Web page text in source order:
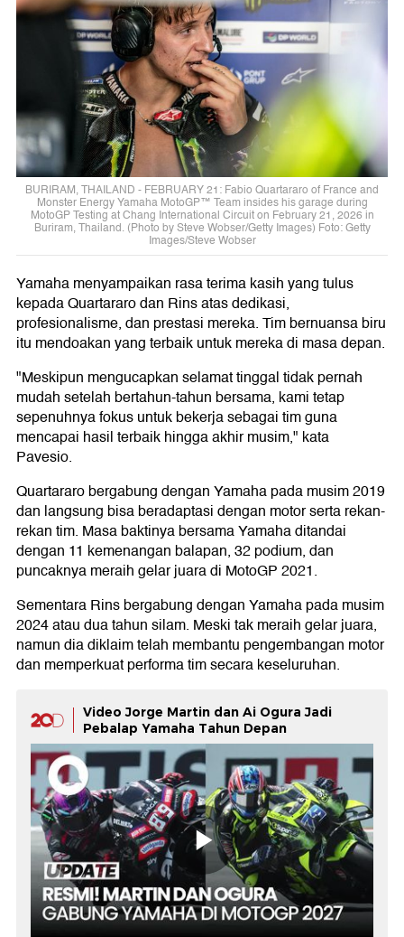
BURIRAM, THAILAND - FEBRUARY 21: Fabio Quartararo of France and
Monster Energy Yamaha MotoGP™ Team insides his garage during
MotoGP Testing at Chang International Circuit on February 21, 2026 in
Buriram, Thailand. (Photo by Steve Wobser/Getty Images) Foto: Getty
Images/Steve Wobser
Yamaha menyampaikan rasa terima kasih yang tulus
kepada Quartararo dan Rins atas dedikasi,
profesionalisme, dan prestasi mereka. Tim bernuansa biru
itu mendoakan yang terbaik untuk mereka di masa depan.
"Meskipun mengucapkan selamat tinggal tidak pernah
mudah setelah bertahun-tahun bersama, kami tetap
sepenuhnya fokus untuk bekerja sebagai tim guna
mencapai hasil terbaik hingga akhir musim," kata
Pavesio.
Quartararo bergabung dengan Yamaha pada musim 2019
dan langsung bisa beradaptasi dengan motor serta rekan-
rekan tim. Masa baktinya bersama Yamaha ditandai
dengan 11 kemenangan balapan, 32 podium, dan
puncaknya meraih gelar juara di MotoGP 2021.
Sementara Rins bergabung dengan Yamaha pada musim
2024 atau dua tahun silam. Meski tak meraih gelar juara,
namun dia diklaim telah membantu pengembangan motor
dan memperkuat performa tim secara keseluruhan.
Video Jorge Martin dan Ai Ogura Jadi
Pebalap Yamaha Tahun Depan